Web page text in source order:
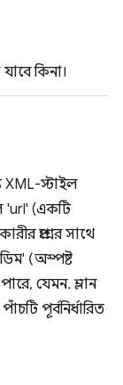
কিনা।
XML-স্টাইল
'url' (একটি
প্রশ্নের সাথে
(অস্পষ্ট
যেমন. ম্লান
পূর্বনির্ধারিত